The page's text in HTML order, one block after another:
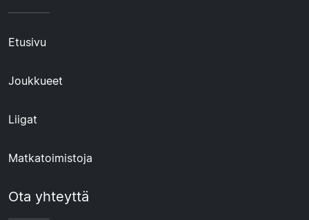
Etusivu
Joukkueet
Liigat
Matkatoimistoja
Ota yhteyttä